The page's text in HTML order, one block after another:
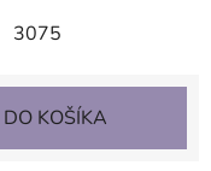
3075
DO KOŠÍKA